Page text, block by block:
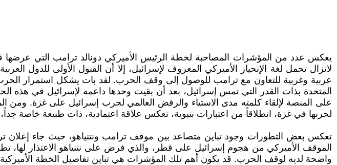
يعكس عدد من المؤشرات المصاحبة لخطة الرئيس الأميركي دونالد ترامب التي
لاتزال تحمل لغة الإنحياز الأميركي المعروف لإسرائيل، إلا أن القبول الأولى للدول
عربية وغربية للتعاون مع ترامب للوصول إلى وقف الحرب. لقد بات يشكل استمرار
المتحدة بذات القدر التي تمس إسرائيل، بعد أن بقيت وحدها داعمه لإسرائيل في هذه
على المنصة لإلقاء كلمته مدى الاستياء والرفض العالمي لحرب إسرائيل على غزة. ومن
لحربها في غزة، انطلاقاً من اعتبارات بنيوية، تعكس علاقة اعتمادية، ذات طبيعة خاصة
تعكس بعض التطورات وجود تباين متصاعد بين موقف ترامب ونتنياهو، حيث جاء إعلان
الموقف الأميركي من هجوم إسرائيل على قطر، والذي فرض على نتنياهو الاعتذار
واضحة لديه لوقف الحرب. قد يكون أهم تلك المؤشرات هي تباين تفاصيل الخطة الأميركية